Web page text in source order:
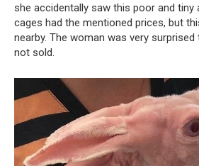
she accidentally saw this poor and tiny
cages had the mentioned prices, but
nearby. The woman was very
not sold.